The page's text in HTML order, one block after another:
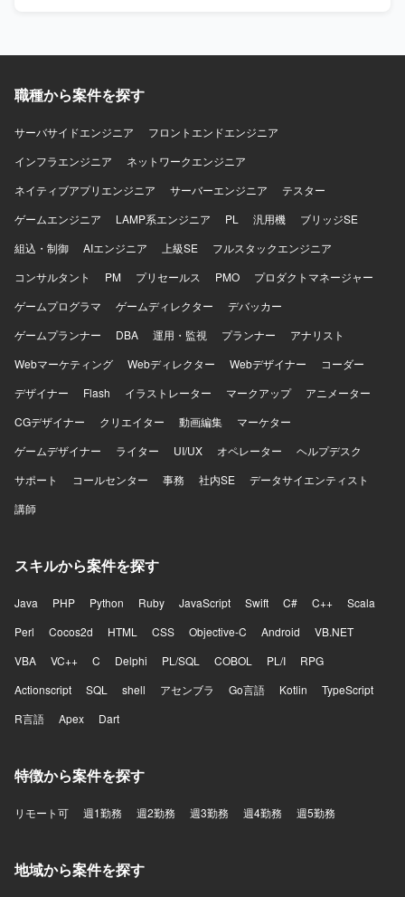
発の上流から試験まで一貫して携わることができます。
ツール利用経験を活かしながら、長期的にスキルアップで
境はμITRONとなります。主な使用言語はC++およびCで
合があります。
職種から案件を探す
サーバサイドエンジニア
フロントエンドエンジニア
インフラエンジニア
ネットワークエンジニア
ネイティブアプリエンジニア
サーバーエンジニア
テスター
ゲームエンジニア
LAMP系エンジニア PL 汎用機
ブリッジSE
組込・制御
AIエンジニア 上級SE
フルスタックエンジニア
コンサルタント
PM プリセールス PMO
プロダクトマネージャー
ゲームプログラマ
ゲームディレクター
デバッカー
ゲームプランナー
DBA 運用・監視 プランナー
アナリスト
Webマーケティング
Webディレクター Webデザイナー
コーダー
デザイナー
Flash イラストレーター マークアップ
アニメーター
CGデザイナー
クリエイター 動画編集
マーケター
ゲームデザイナー
ライター UI/UX オペレーター
ヘルプデスク
サポート
コールセンター 事務 社内SE
データサイエンティスト
講師
スキルから案件を探す
Java PHP Python Ruby JavaScript Swift C# C++
Scala
Perl
Cocos2d HTML CSS Objective-C Android
VB.NET
VBA
VC++ C Delphi PL/SQL COBOL PL/I
RPG
Actionscript
SQL shell アセンブラ Go言語 Kotlin
TypeScript
R言語
Apex Dart
特徴から案件を探す
リモート可 週1勤務 週2勤務 週3勤務 週4勤務 週5勤務
地域から案件を探す